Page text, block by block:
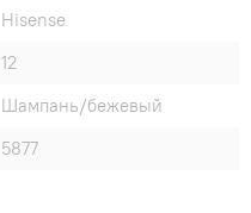
Hisense
12
Шампань/бежевый
5877